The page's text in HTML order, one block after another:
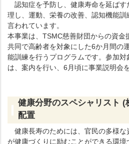
認知症を予防し、健康寿命を延ばす
理し、運動、栄養の改善、認知機能訓
言われています。
本事業は、TSMC慈善財団からの資金
共同で高齢者を対象にした6か月間の
能訓練を行うプログラムです。参加
は、案内を行い、6月頃に事業説明会
健康分野のスペシャリスト (
配置
健康長寿のためには、官民の多様な
が健康づくりに励むことができる環